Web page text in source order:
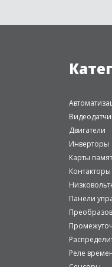
Двигатели
Инверторы
Карты
Контакторы
Панели
Реле